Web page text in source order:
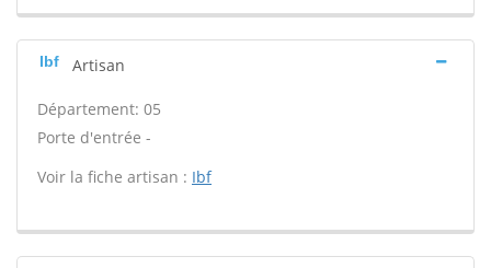
Ibf Artisan
Département: 05
Porte d'entrée -
Voir la fiche artisan : Ibf